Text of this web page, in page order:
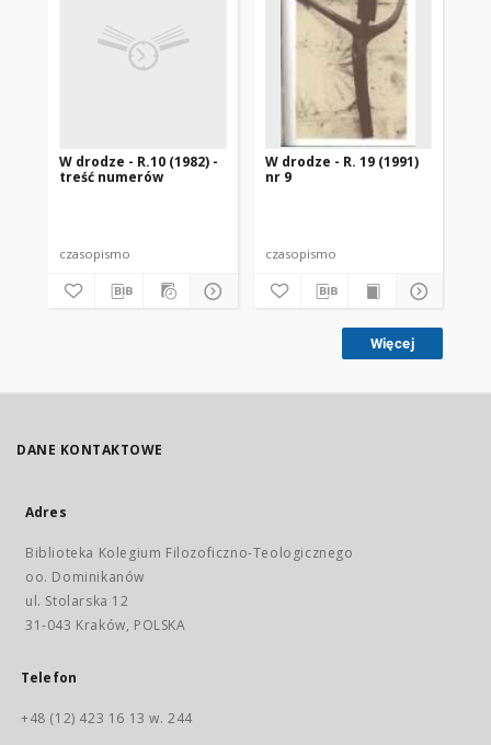
W drodze - R.10 (1982) -
treść numerów
czasopismo
W drodze - R. 19 (1991)
nr 9
czasopismo
Więcej
DANE KONTAKTOWE
Adres
Biblioteka Kolegium Filozoficzno-Teologicznego
oo. Dominikanów
ul. Stolarska 12
31-043 Kraków, POLSKA
Telefon
+48 (12) 423 16 13 w. 244